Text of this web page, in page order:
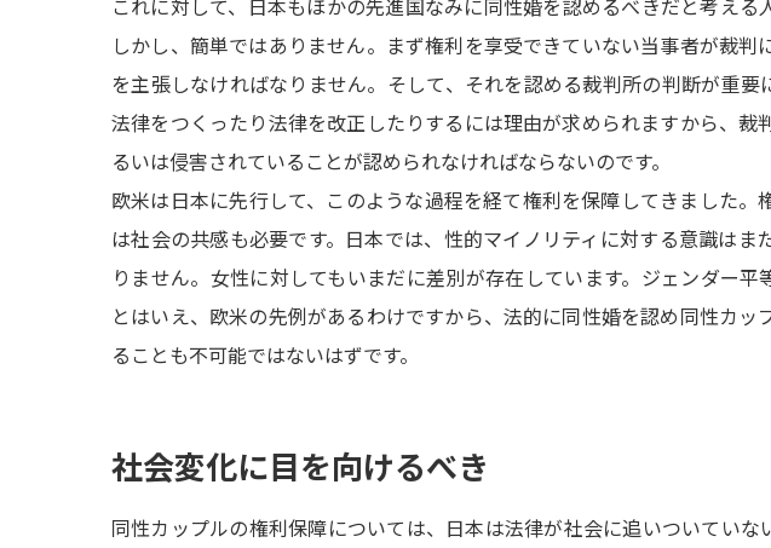
これに対して、日本もほかの先進国なみに同性婚を認めるべきだと考える
しかし、簡単ではありません。まず権利を享受できていない当事者が裁判
を主張しなければなりません。そして、それを認める裁判所の判断が重要
法律をつくったり法律を改正したりするには理由が求められますから、裁
るいは侵害されていることが認められなければならないのです。
欧米は日本に先行して、このような過程を経て権利を保障してきました。
は社会の共感も必要です。日本では、性的マイノリティに対する意識はま
りません。女性に対してもいまだに差別が存在しています。ジェンダー平
とはいえ、欧米の先例があるわけですから、法的に同性婚を認め同性カッ
ることも不可能ではないはずです。
社会変化に目を向けるべき
同性カップルの権利保障については、日本は法律が社会に追いついていな